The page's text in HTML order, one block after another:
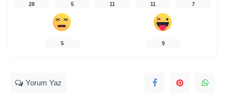
28 5 11 11 7
5 9
Yorum Yaz